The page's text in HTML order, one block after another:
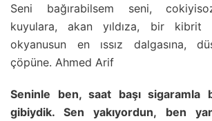
Seni bağırabilsem seni,
kuyulara, akan yıldıza, bir kibrit
okyanusun en ıssız dalgasına,
çöpüne. Ahmed Arif
Seninle ben, saat başı sigaramla
gibiydik. Sen yakıyordun, ben